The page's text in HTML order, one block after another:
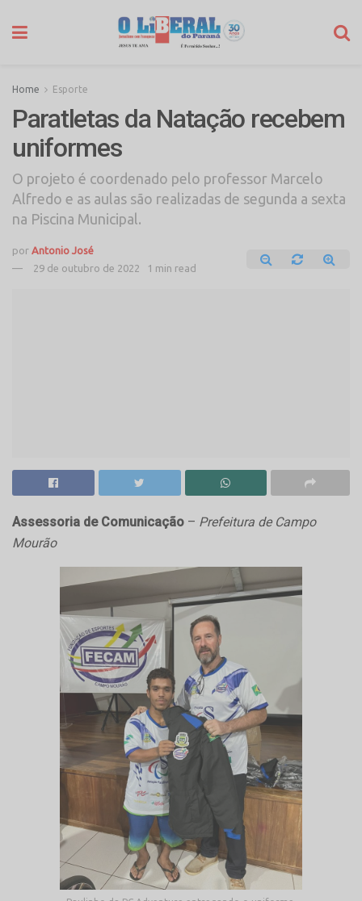
Home Esporte
Paratletas da Natação recebem
uniformes
O projeto é coordenado pelo professor Marcelo
Alfredo e as aulas são realizadas de segunda a sexta
na Piscina Municipal.
por Antonio José
29 de outubro de 2022
1 min read
Assessoria de Comunicação – Prefeitura de Campo
Mourão